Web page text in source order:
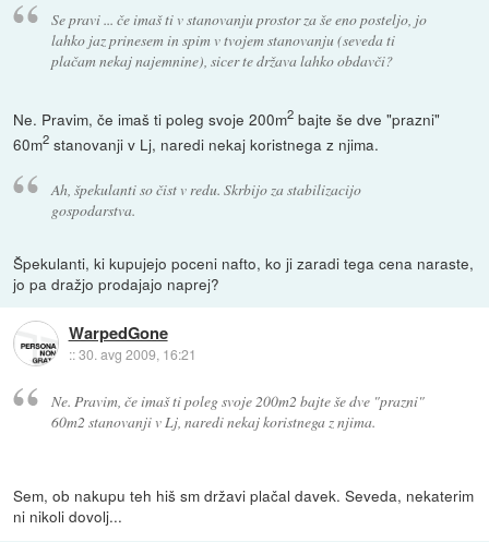
Se pravi ... če imaš ti v stanovanju prostor za še eno posteljo, jo
lahko jaz prinesem in spim v tvojem stanovanju (seveda ti
plačam nekaj najemnine), sicer te država lahko obdavči?
Ne. Pravim, če imaš ti poleg svoje 200m2 bajte še dve "prazni"
60m2 stanovanji v Lj, naredi nekaj koristnega z njima.
Ah, špekulanti so čist v redu. Skrbijo za stabilizacijo
gospodarstva.
Špekulanti, ki kupujejo poceni nafto, ko ji zaradi tega cena naraste,
jo pa dražjo prodajajo naprej?
WarpedGone
::30. avg 2009, 16:21
Ne. Pravim, če imaš ti poleg svoje 200m2 bajte še dve "prazni"
60m2 stanovanji v Lj, naredi nekaj koristnega z njima.
Sem, ob nakupu teh hiš sm državi plačal davek. Seveda, nekaterim
ni nikoli dovolj...